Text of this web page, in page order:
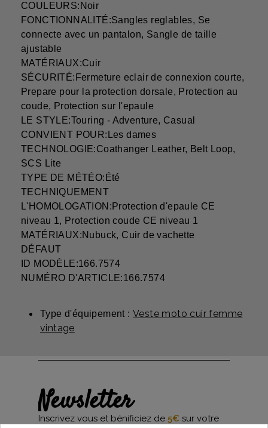
COULEURS:Noir
FONCTIONNALITÉ:Sangles reglables, Se
connecte avec un pantalon, Sangle de taille
ajustable
MATÉRIAUX:Cuir
SÉCURITÉ:Fermeture eclair de connexion courte,
Prepare pour la protection dorsale, Protection au
coude, Protection sur l'epaule
LE STYLE:Touring - Adventure, Casual
CONVIENT POUR:Les dames
TECHNOLOGIE:Coathanger Leather, Belt Loop,
SCS Lite
TYPE DE MÉTÉO:Été
TECHNIQUEMENT
L'HOMOLOGATION:Protection d'epaule CE
niveau 1, Protection coude CE niveau 1
MATÉRIAUX:Nubuck, Cuir de vachette
DÉFAUT
ID MODÈLE:166.7574
NUMÉRO D'ARTICLE:166.7574
Type d'équipement : Veste moto cuir femme
vintage
Newsletter
Inscrivez vous et bénificiez de 5€ sur votre